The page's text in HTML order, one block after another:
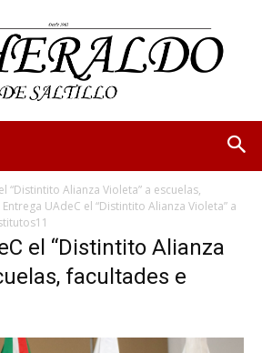
“Distintito Alianza Violeta” a escuelas,
Entrega UAdeC el “Distintito Alianza Violeta” a
el “Distintito Alianza
facultades e